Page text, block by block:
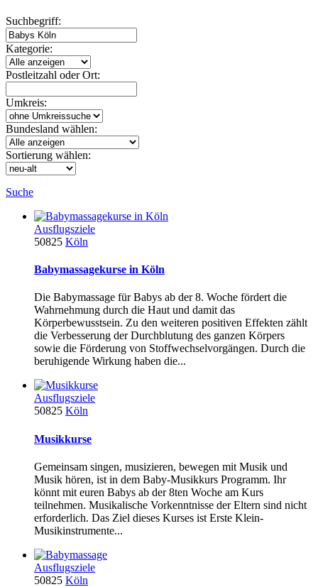
Suchbegriff:
Kategorie:
Postleitzahl oder Ort:
Umkreis:
Bundesland wählen:
Sortierung wählen:
Suche
Ausflugsziele
50825 Köln
Babymassagekurse in Köln
Die Babymassage für Babys ab der 8. Woche fördert die
Wahrnehmung durch die Haut und damit das
Körperbewusstsein. Zu den weiteren positiven Effekten zählt
die Verbesserung der Durchblutung des ganzen Körpers
sowie die Förderung von Stoffwechselvorgängen. Durch die
beruhigende Wirkung haben die...
Ausflugsziele
50825 Köln
Musikkurse
Gemeinsam singen, musizieren, bewegen mit Musik und
Musik hören, ist in dem Baby-Musikkurs Programm. Ihr
könnt mit euren Babys ab der 8ten Woche am Kurs
teilnehmen. Musikalische Vorkenntnisse der Eltern sind nicht
erforderlich. Das Ziel dieses Kurses ist Erste Klein-
Musikinstrumente...
Ausflugsziele
50825 Köln